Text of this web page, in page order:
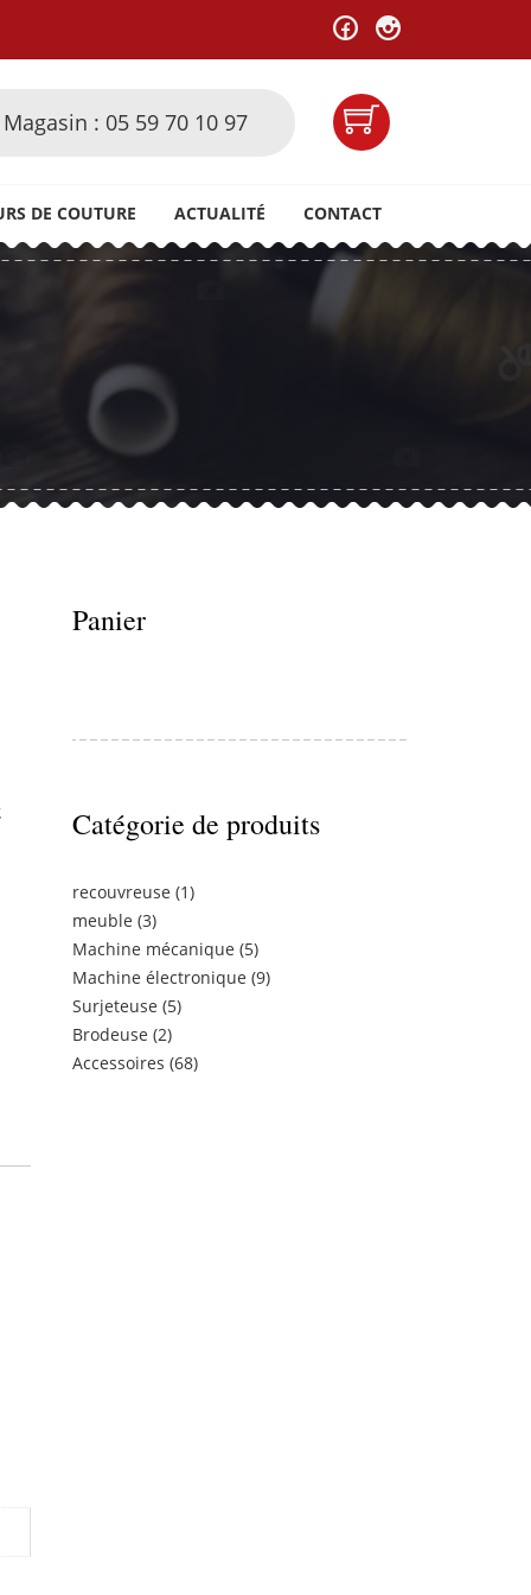
DE COUTURE ACTUALITÉ CONTACT
Magasin : 05 59 70 10 97
Panier
Catégorie de produits
recouvreuse (1)
meuble (3)
Machine mécanique (5)
Machine électronique (9)
Surjeteuse (5)
Brodeuse (2)
Accessoires (68)